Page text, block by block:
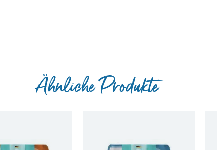
Ähnliche Produkte